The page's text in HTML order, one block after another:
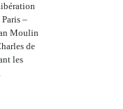
–
Moulin
de
les